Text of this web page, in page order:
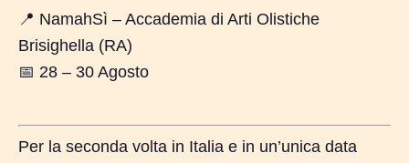
📍 NamahSì – Accademia di Arti Olistiche
Brisighella (RA)
📅 28 – 30 Agosto
Per la seconda volta in Italia e in un’unica data